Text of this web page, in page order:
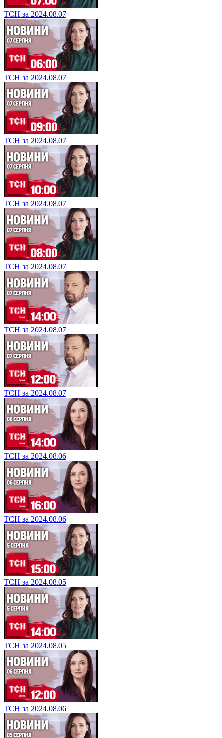
ТСН за 2024.08.07
ТСН за 2024.08.07
ТСН за 2024.08.07
ТСН за 2024.08.07
ТСН за 2024.08.07
ТСН за 2024.08.07
ТСН за 2024.08.07
ТСН за 2024.08.06
ТСН за 2024.08.06
ТСН за 2024.08.05
ТСН за 2024.08.05
ТСН за 2024.08.06